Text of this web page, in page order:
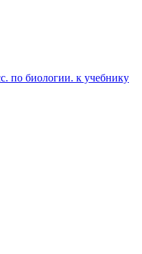
по биологии. к учебнику